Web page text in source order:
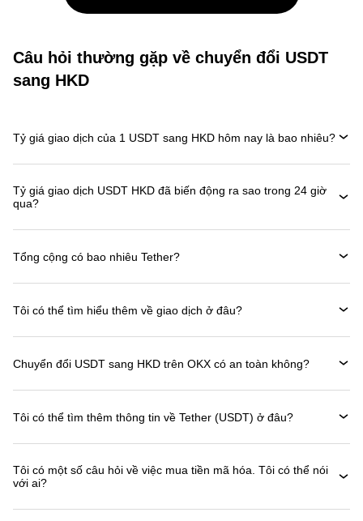
Câu hỏi thường gặp về chuyển đổi USDT
sang HKD
Tỷ giá giao dịch của 1 USDT sang HKD hôm nay là bao nhiêu?
Tỷ giá giao dịch USDT HKD đã biến động ra sao trong 24 giờ
qua?
Tổng cộng có bao nhiêu Tether?
Tôi có thể tìm hiểu thêm về giao dịch ở đâu?
Chuyển đổi USDT sang HKD trên OKX có an toàn không?
Tôi có thể tìm thêm thông tin về Tether (USDT) ở đâu?
Tôi có một số câu hỏi về việc mua tiền mã hóa. Tôi có thể nói
với ai?